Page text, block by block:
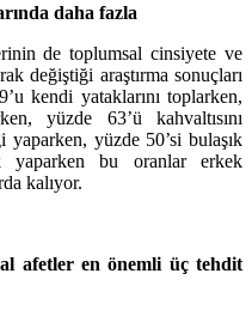
daha fazla
de toplumsal cinsiyete ve
değiştiği araştırma sonuçları
kendi yataklarını toplarken,
yüzde 63’ü kahvaltısını
yaparken, yüzde 50’si bulaşık
yaparken bu oranlar erkek
kalıyor.
afetler en önemli üç tehdit